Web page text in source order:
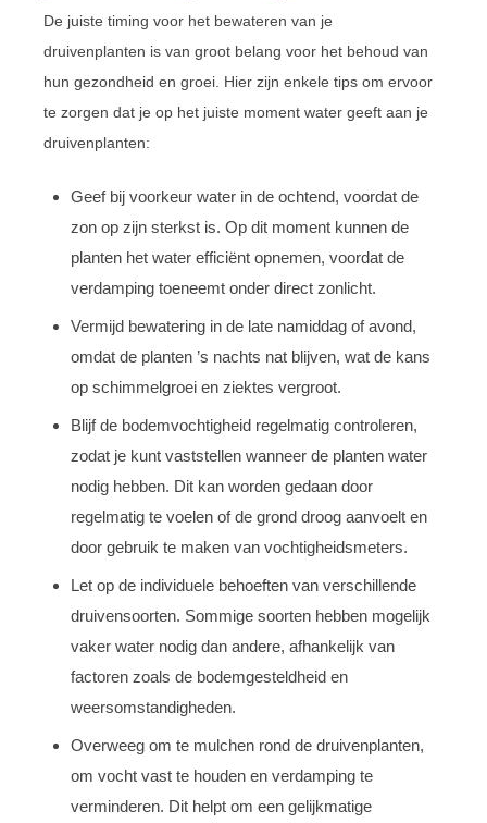
De juiste timing voor het bewateren van je
druivenplanten is van groot belang voor het behoud van
hun gezondheid en groei. Hier zijn enkele tips om ervoor
te zorgen dat je op het juiste moment water geeft aan je
druivenplanten:
Geef bij voorkeur water in de ochtend, voordat de
zon op zijn sterkst is. Op dit moment kunnen de
planten het water efficiënt opnemen, voordat de
verdamping toeneemt onder direct zonlicht.
Vermijd bewatering in de late namiddag of avond,
omdat de planten ’s nachts nat blijven, wat de kans
op schimmelgroei en ziektes vergroot.
Blijf de bodemvochtigheid regelmatig controleren,
zodat je kunt vaststellen wanneer de planten water
nodig hebben. Dit kan worden gedaan door
regelmatig te voelen of de grond droog aanvoelt en
door gebruik te maken van vochtigheidsmeters.
Let op de individuele behoeften van verschillende
druivensoorten. Sommige soorten hebben mogelijk
vaker water nodig dan andere, afhankelijk van
factoren zoals de bodemgesteldheid en
weersomstandigheden.
Overweeg om te mulchen rond de druivenplanten,
om vocht vast te houden en verdamping te
verminderen. Dit helpt om een gelijkmatige